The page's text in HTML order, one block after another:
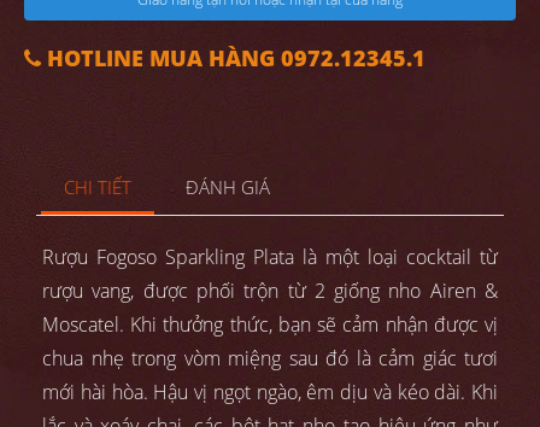
HOTLINE MUA HÀNG 0972.12345.1
CHI TIẾT ĐÁNH GIÁ
Rượu Fogoso Sparkling Plata là một loại cocktail từ
rượu vang, được phối trộn từ 2 giống nho Airen &
Moscatel. Khi thưởng thức, bạn sẽ cảm nhận được vị
chua nhẹ trong vòm miệng sau đó là cảm giác tươi
mới hài hòa. Hậu vị ngọt ngào, êm dịu và kéo dài. Khi